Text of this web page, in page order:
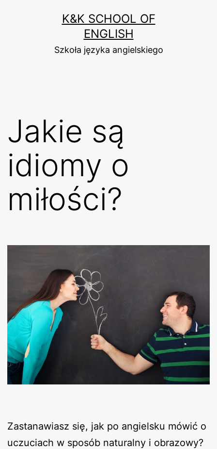
K&K SCHOOL OF
ENGLISH
Szkoła języka angielskiego
Jakie są
idiomy o
miłości?
Zastanawiasz się, jak po angielsku mówić o
uczuciach w sposób naturalny i obrazowy?